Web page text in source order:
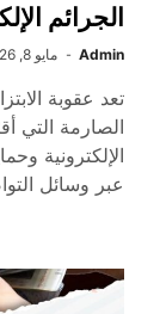
الجرائم
Admin مايو 8, 2026
تعد عقوبة
الصارمة التي
الإلكترونية
عبر وسائل